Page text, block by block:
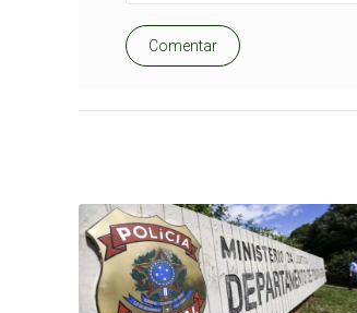
Comentar